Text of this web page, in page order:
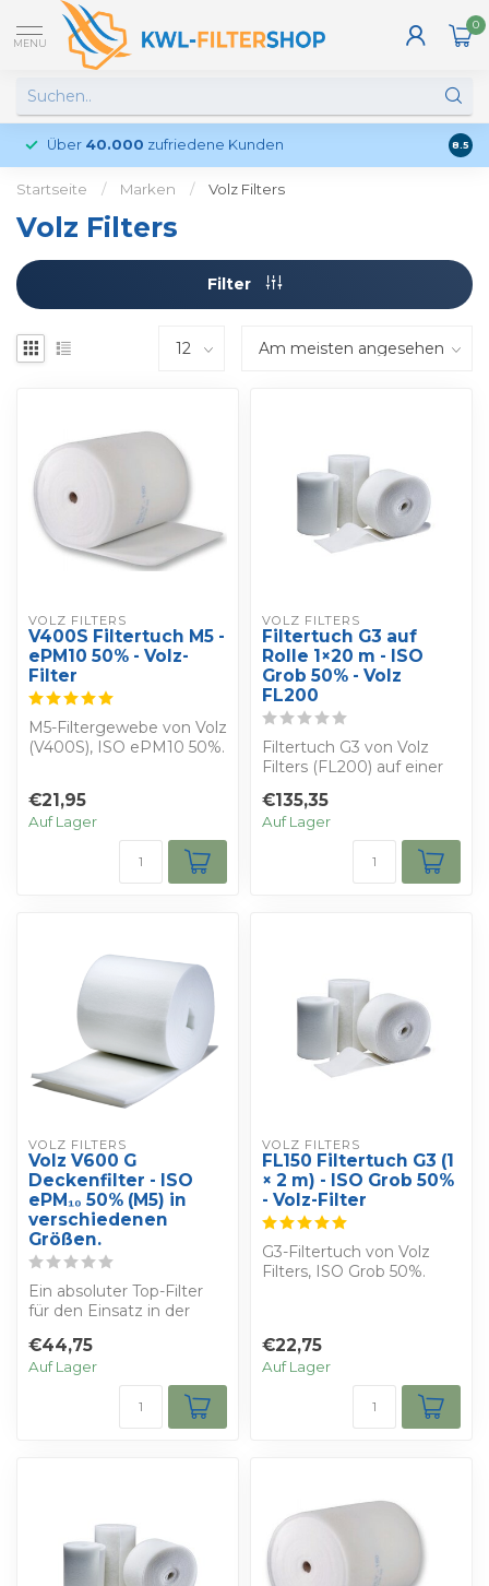
MENU
0
Über 40.000 zufriedene Kunden 8.5
Startseite / Marken / Volz Filters
Volz Filters
Filter
VOLZ FILTERS
V400S Filtertuch M5 -
ePM10 50% - Volz-
Filter
M5-Filtergewebe von Volz
(V400S), ISO ePM10 50%.
€21,95
Auf Lager
VOLZ FILTERS
Filtertuch G3 auf
Rolle 1×20 m - ISO
Grob 50% - Volz
FL200
Filtertuch G3 von Volz
Filters (FL200) auf einer
ISO G...
€135,35
Auf Lager
VOLZ FILTERS
Volz V600 G
Deckenfilter - ISO
ePM₁₀ 50% (M5) in
verschiedenen
Größen.
Ein absoluter Top-Filter
für den Einsatz in der
zum Be...
€44,75
Auf Lager
VOLZ FILTERS
FL150 Filtertuch G3 (1
× 2 m) - ISO Grob 50%
- Volz-Filter
G3-Filtertuch von Volz
Filters, ISO Grob 50%.
€22,75
Auf Lager